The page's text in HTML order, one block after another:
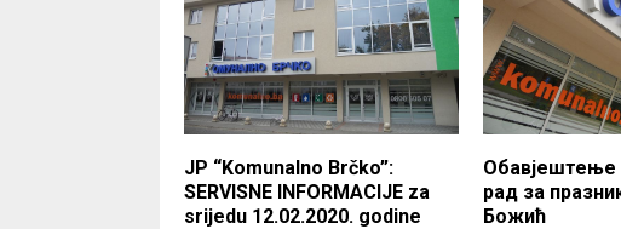
JP “Komunalno Brčko”:
SERVISNE INFORMACIJE za
srijedu 12.02.2020. godine
Обавјештење
рад за
Божић